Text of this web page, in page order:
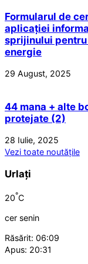
Formularul de
aplicației
sprijinului
energie
29 August, 2025
44 mana + alte
protejate (2)
28 Iulie, 2025
Vezi toate noutățile
Urlați
20°C
cer senin
Răsărit: 06:09
Apus: 20:31